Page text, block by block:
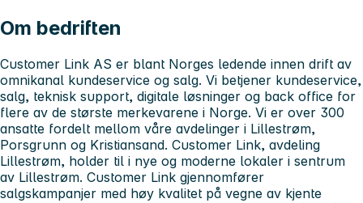
Om bedriften
Customer Link AS er blant Norges ledende innen drift av
omnikanal kundeservice og salg. Vi betjener kundeservice,
salg, teknisk support, digitale løsninger og back office for
flere av de største merkevarene i Norge. Vi er over 300
ansatte fordelt mellom våre avdelinger i Lillestrøm,
Porsgrunn og Kristiansand. Customer Link, avdeling
Lillestrøm, holder til i nye og moderne lokaler i sentrum
av Lillestrøm. Customer Link gjennomfører
salgskampanjer med høy kvalitet på vegne av kjente